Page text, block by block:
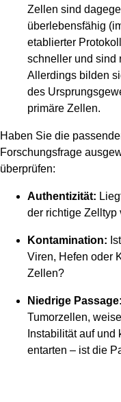
Zellen sind
überlebensfähig
etablierter
schneller und sind
Allerdings bilden
des
primäre Zellen.
Haben Sie die
Forschungsfrage
überprüfen:
Authentizität:
der richtige Zelltyp
Kontamination:
Viren, Hefen oder
Zellen?
Niedrige Passage:
Tumorzellen,
Instabilität auf
entarten – ist die